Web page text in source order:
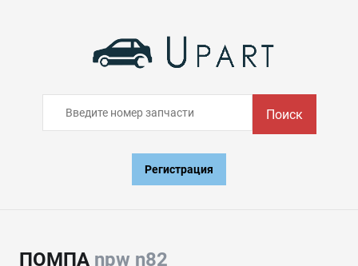
Поиск
Регистрация
ПОМПА npw n82